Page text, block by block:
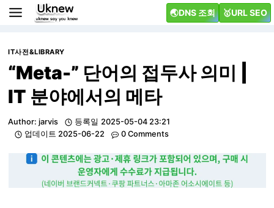
Skip
🌏DNS 조회 🥇URL SEO
IT사전&LIBRARY
“Meta-” 단어의 접두사 의미 |
IT 분야에서의 메타
Author: jarvis 등록일 2025-05-04 23:21
업데이트 2025-06-22 0 Comments